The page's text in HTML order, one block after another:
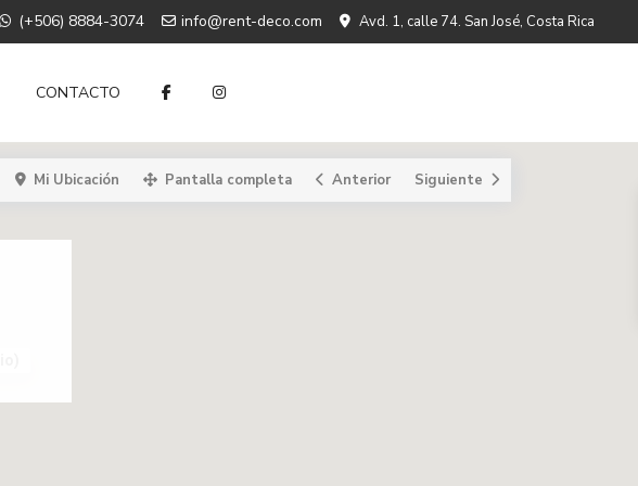
(+506) 8884-3074 info@rent-deco.com Avd. 1, calle 74. San José, Costa Rica
CONTACTO
Mi Ubicación Pantalla completa Anterior Siguiente